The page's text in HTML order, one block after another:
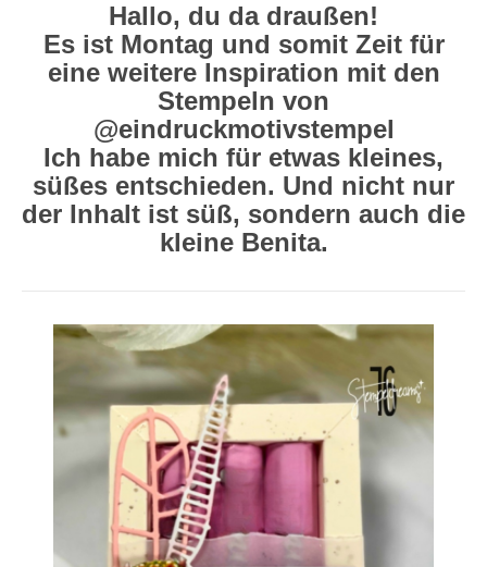
Hallo, du da draußen!
Es ist Montag und somit Zeit für
eine weitere Inspiration mit den
Stempeln von
@eindruckmotivstempel
Ich habe mich für etwas kleines,
süßes entschieden. Und nicht nur
der Inhalt ist süß, sondern auch die
kleine Benita.